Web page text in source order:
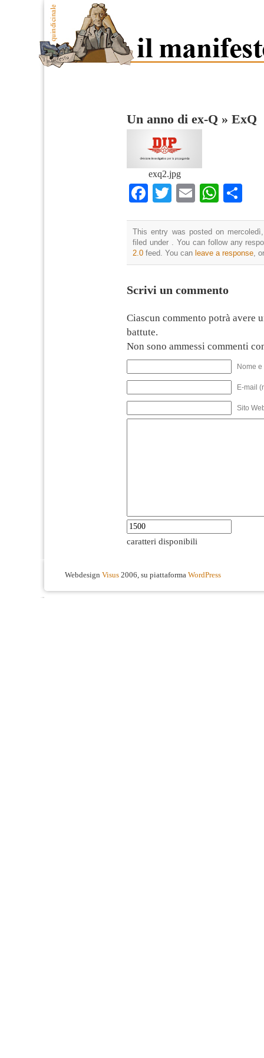
Un anno di ex-Q » ExQ
exq2.jpg
Facebook
TwitterEmail
This entry was posted on
filed under . You can follow any
2.0 feed. You can leave a response,
Scrivi un commento
Ciascun commento potrà avere
battute.
Non sono ammessi commenti
Nome
E-mail
Sito
caratteri disponibili
Webdesign Visus 2006, su piattaforma WordPress